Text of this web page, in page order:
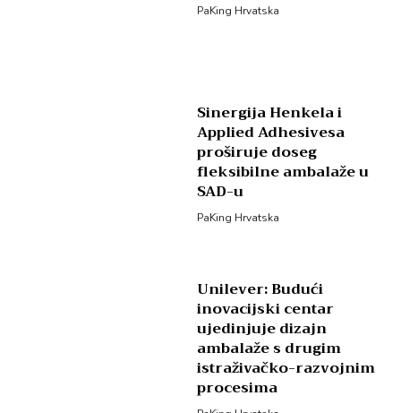
PaKing Hrvatska
Sinergija Henkela i
Applied Adhesivesa
proširuje doseg
fleksibilne ambalaže u
SAD-u
PaKing Hrvatska
Unilever: Budući
inovacijski centar
ujedinjuje dizajn
ambalaže s drugim
istraživačko-razvojnim
procesima